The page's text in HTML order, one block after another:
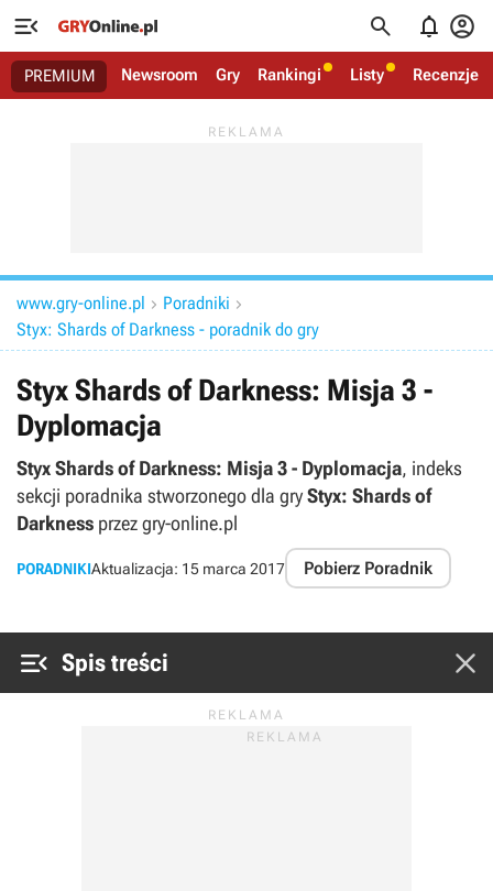
   
PREMIUM Newsroom Gry Rankingi Listy Recenzje
www.gry-online.pl  Poradniki 
Styx: Shards of Darkness - poradnik do gry
Styx Shards of Darkness: Misja 3 -
Dyplomacja
Styx Shards of Darkness: Misja 3 - Dyplomacja, indeks
sekcji poradnika stworzonego dla gryStyx: Shards of
Darkness przez gry-online.pl
PORADNIKIAktualizacja: 15 marca 2017 Pobierz Poradnik
 Spis treści 